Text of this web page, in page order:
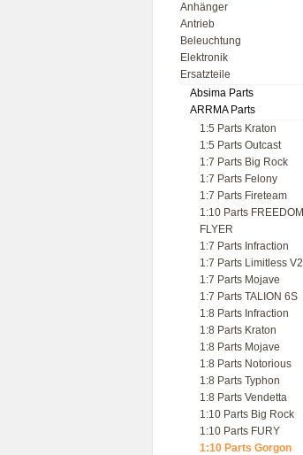
Anhänger
Antrieb
Beleuchtung
Elektronik
Ersatzteile
Absima Parts
ARRMA Parts
1:5 Parts Kraton
1:5 Parts Outcast
1:7 Parts Big Rock
1:7 Parts Felony
1:7 Parts Fireteam
1:10 Parts FREEDOM
FLYER
1:7 Parts Infraction
1:7 Parts Limitless V2
1:7 Parts Mojave
1:7 Parts TALION 6S
1:8 Parts Infraction
1:8 Parts Kraton
1:8 Parts Mojave
1:8 Parts Notorious
1:8 Parts Typhon
1:8 Parts Vendetta
1:10 Parts Big Rock
1:10 Parts FURY
1:10 Parts Gorgon